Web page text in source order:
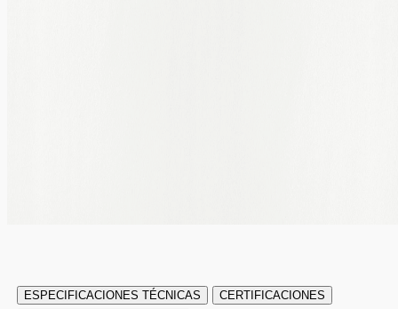
ESPECIFICACIONES TÉCNICAS
CERTIFICACIONES